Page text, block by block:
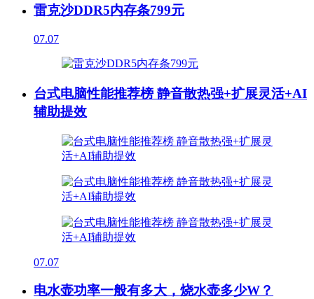
雷克沙DDR5内存条799元
07.07
台式电脑性能推荐榜 静音散热强+扩展灵活+AI
辅助提效
07.07
电水壶功率一般有多大，烧水壶多少W？